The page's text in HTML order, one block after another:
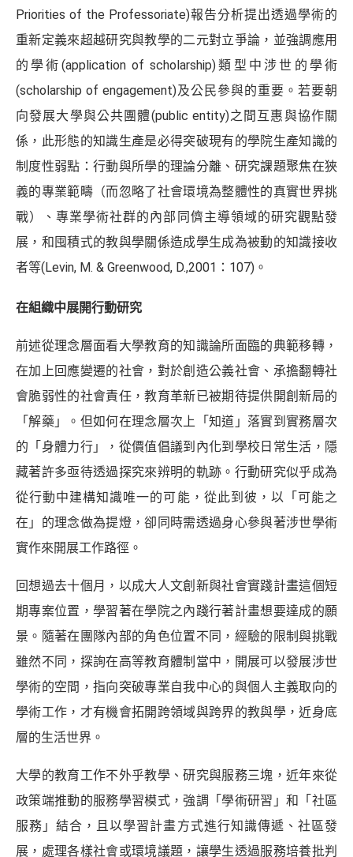
Priorities of the Professoriate)報告分析提出透過學術的
重新定義來超越研究與教學的二元對立爭論，並強調應用
的學術(application of scholarship)類型中涉世的學術
(scholarship of engagement)及公民參與的重要。若要朝
向發展大學與公共團體(public entity)之間互惠與協作關
係，此形態的知識生產是必得突破現有的學院生產知識的
制度性弱點：行動與所學的理論分離、研究課題聚焦在狹
義的專業範疇（而忽略了社會環境為整體性的真實世界挑
戰）、專業學術社群的內部同儕主導領域的研究觀點發
展，和囤積式的教與學關係造成學生成為被動的知識接收
者等(Levin, M. & Greenwood, D.,2001：107)。
在組織中展開行動研究
前述從理念層面看大學教育的知識論所面臨的典範移轉，
在加上回應變遷的社會，對於創造公義社會、承擔翻轉社
會脆弱性的社會責任，教育革新已被期待提供開創新局的
「解藥」。但如何在理念層次上「知道」落實到實務層次
的「身體力行」，從價值倡議到內化到學校日常生活，隱
藏著許多亟待透過探究來辨明的軌跡。行動研究似乎成為
從行動中建構知識唯一的可能，從此到彼，以「可能之
在」的理念做為提燈，卻同時需透過身心參與著涉世學術
實作來開展工作路徑。
回想過去十個月，以成大人文創新與社會實踐計畫這個短
期專案位置，學習著在學院之內踐行著計畫想要達成的願
景。隨著在團隊內部的角色位置不同，經驗的限制與挑戰
雖然不同，探詢在高等教育體制當中，開展可以發展涉世
學術的空間，指向突破專業自我中心的與個人主義取向的
學術工作，才有機會拓開跨領域與跨界的教與學，近身底
層的生活世界。
大學的教育工作不外乎教學、研究與服務三塊，近年來從
政策端推動的服務學習模式，強調「學術研習」和「社區
服務」結合，且以學習計畫方式進行知識傳遞、社區發
展，處理各樣社會或環境議題，讓學生透過服務培養批判